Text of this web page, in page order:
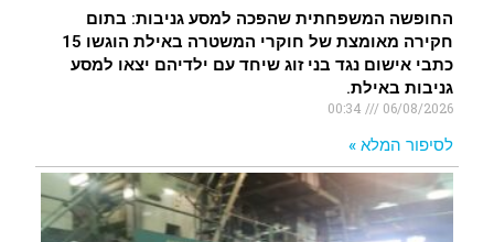
החופשה המשפחתית שהפכה למסע גניבות: בתום
חקירה מאומצת של חוקרי המשטרה באילת הוגשו 15
כתבי אישום נגד בני זוג שיחד עם ילדיהם יצאו למסע
גניבות באילת.
06/08/2026
לסיפור המלא »